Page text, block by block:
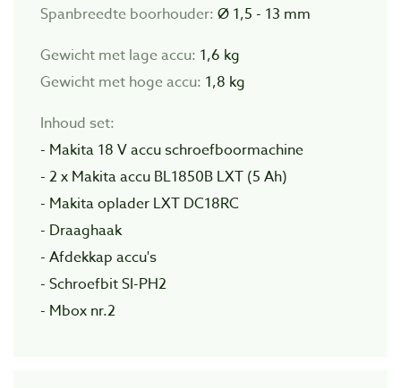
Spanbreedte boorhouder: Ø 1,5 - 13 mm
Gewicht met lage accu: 1,6 kg
Gewicht met hoge accu: 1,8 kg
Inhoud set:
- Makita 18 V accu schroefboormachine
- 2 x Makita accu BL1850B LXT (5 Ah)
- Makita oplader LXT DC18RC
- Draaghaak
- Afdekkap accu's
- Schroefbit SI-PH2
- Mbox nr.2